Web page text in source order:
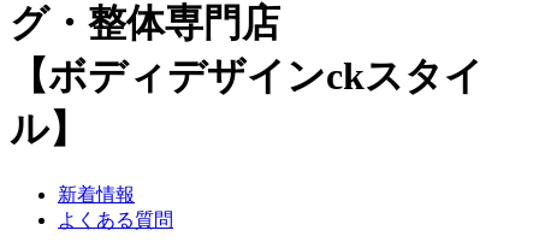
グ・整体専門店
【ボディデザインckスタイ
ル】
新着情報
よくある質問